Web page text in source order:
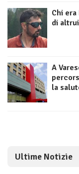
Chi
di
A
la
Ultime Notizie